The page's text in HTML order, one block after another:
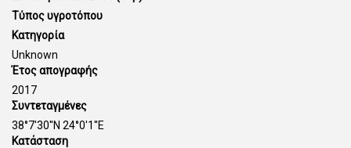
Τύπος υγροτόπου
Κατηγορία
Unknown
Έτος απογραφής
2017
Συντεταγμένες
38°7'30''N 24°0'1''E
Κατάσταση